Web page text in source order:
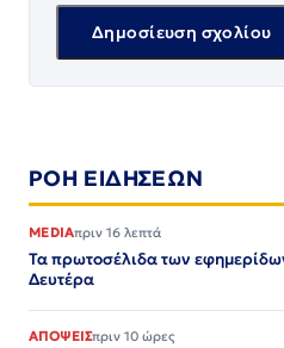
ΡΟΗ ΕΙΔΗΣΕΩΝ
MEDIAπριν 16 λεπτά
Τα πρωτοσέλιδα των
Δευτέρα
ΑΠΟΨΕΙΣπριν 10 ώρες